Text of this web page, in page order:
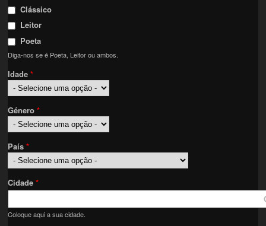
Clássico
Leitor
Poeta
Diga-nos se é Poeta, Leitor ou ambos.
Idade*
Género*
País*
Cidade*
Coloque aqui a sua cidade.